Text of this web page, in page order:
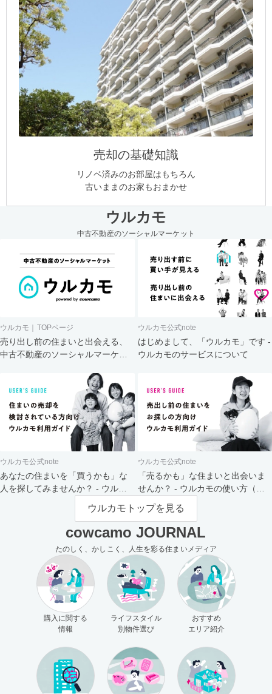
売却の基礎知識
リノベ済みのお部屋はもちろん
古いままのお家もおまかせ
ウルカモ
中古不動産のソーシャルマーケット
ウルカモ｜TOPページ
売り出し前の住まいと出会える、
中古不動産のソーシャルマーケッ
ウルカモ公式note
はじめまして、「ウルカモ」です -
ウルカモのサービスについて
ウルカモ公式note
あなたの住まいを「買うかも」な
人を探してみませんか？ - ウルカ
ウルカモ公式note
「売るかも」な住まいと出会いま
せんか？ - ウルカモの使い方（買
主さま向け）
ウルカモトップを見る
cowcamo JOURNAL
たのしく、かしこく、人生を彩る住まいメディア
購入に関する
情報
ライフスタイル
別物件選び
おすすめ
エリア紹介